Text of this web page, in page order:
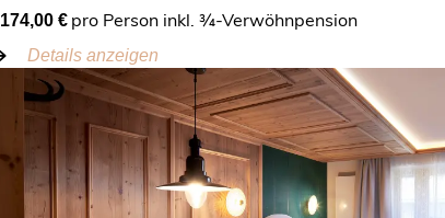
174,00 € pro Person inkl. ¾-Verwöhnpension
Details anzeigen